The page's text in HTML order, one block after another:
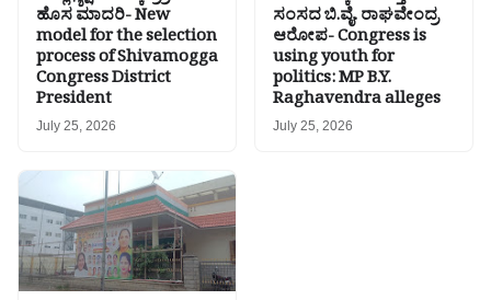
ಹೊಸ ಮಾದರಿ- New
model for the selection
process of Shivamogga
Congress District
President
July 25, 2026
ಸಂಸದ ಬಿ.ವೈ. ರಾಘವೇಂದ್ರ
ಆರೋಪ- Congress is
using youth for
politics: MP B.Y.
Raghavendra alleges
July 25, 2026